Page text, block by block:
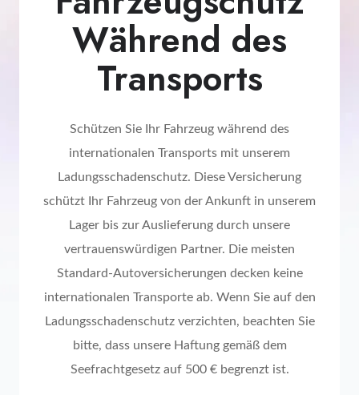
Während des
Transports
Schützen Sie Ihr Fahrzeug während des
internationalen Transports mit unserem
Ladungsschadenschutz. Diese Versicherung
schützt Ihr Fahrzeug von der Ankunft in unserem
Lager bis zur Auslieferung durch unsere
vertrauenswürdigen Partner. Die meisten
Standard-Autoversicherungen decken keine
internationalen Transporte ab. Wenn Sie auf den
Ladungsschadenschutz verzichten, beachten Sie
bitte, dass unsere Haftung gemäß dem
Seefrachtgesetz auf 500 € begrenzt ist.